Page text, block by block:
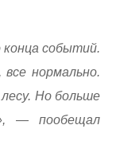
конца событий.
нормально.
Но больше
— пообещал